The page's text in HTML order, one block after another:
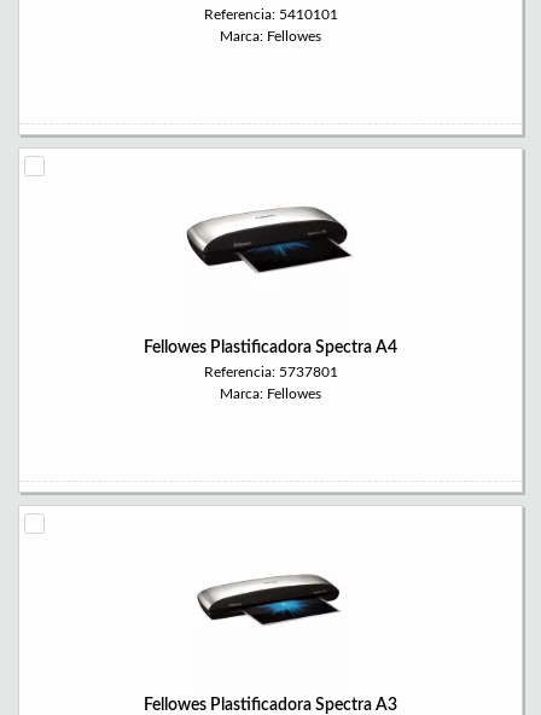
Referencia: 5410101
Marca: Fellowes
Fellowes Plastificadora Spectra A4
Referencia: 5737801
Marca: Fellowes
Fellowes Plastificadora Spectra A3